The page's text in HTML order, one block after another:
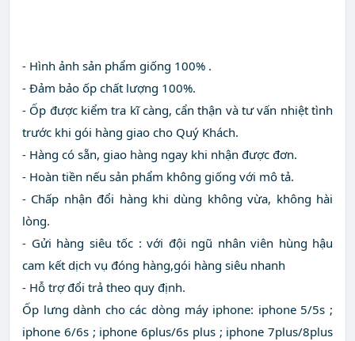
- Hình ảnh sản phẩm giống 100% .
- Đảm bảo ốp chất lượng 100%.
- Ốp được kiểm tra kĩ càng, cẩn thận và tư vấn nhiệt tình
trước khi gói hàng giao cho Quý Khách.
- Hàng có sẵn, giao hàng ngay khi nhận được đơn.
- Hoàn tiền nếu sản phẩm không giống với mô tả.
- Chấp nhận đổi hàng khi dùng không vừa, không hài
lòng.
- Gửi hàng siêu tốc : với đội ngũ nhân viên hùng hậu
cam kết dịch vụ đóng hàng,gói hàng siêu nhanh
- Hỗ trợ đổi trả theo quy định.
Ốp lưng dành cho các dòng máy iphone: iphone 5/5s ;
iphone 6/6s ; iphone 6plus/6s plus ; iphone 7plus/8plus